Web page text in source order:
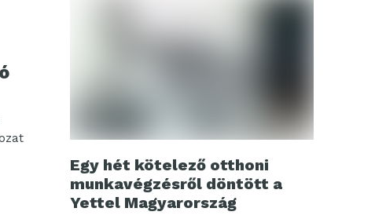
Egy hét kötelező otthoni
munkavégzésről döntött a
Yettel Magyarország